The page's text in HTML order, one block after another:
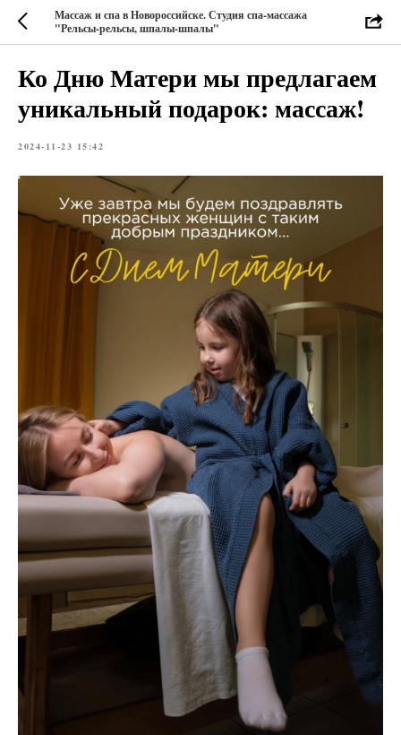
Массаж и спа в Новороссийске. Студия спа-массажа
"Рельсы-рельсы, шпалы-шпалы"
Ко Дню Матери мы предлагаем
уникальный подарок: массаж!
2024-11-23 15:42